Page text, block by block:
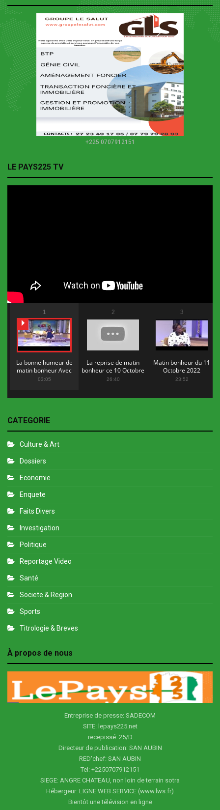
+225 0707912151
LE PAYS225 TV
1
La bonne humeur de
matin bonheur Avec
Flopy Mendosa
03:05
2
La reprise de matin
bonheur ce 10 Octobre
2022
26:40
3
Matin bonheur du 11
Octobre 2022
23:52
CATEGORIE
Culture & Art
Dossiers
Economie
Enquete
Faits Divers
Investigation
Politique
Reportage Video
Santé
Societe & Region
Sports
Titrologie & Breves
À propos de nous
Entreprise de presse: SADECOM
SITE: lepays225.net
recepissé: 25/D
Directeur de publication: SAN AUBIN
RED'chef: SAN AUBIN
Tel: +2250707912151
SIEGE: ANGRE CHATEAU, non loin de terrain sotra
Hébergeur: LIGNE WEB SERVICE (www.lws.fr)
Bientôt une télévision en ligne